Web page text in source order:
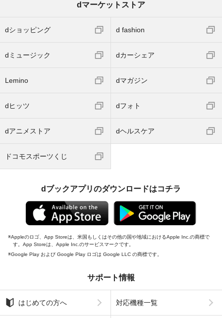
dマーケットストア
dショッピング d fashion
dミュージック dカーシェア
Lemino dマガジン
dヒッツ dフォト
dアニメストア dヘルスケア
ドコモスポーツくじ
dブックアプリのダウンロードはコチラ
Appleのロゴ、App Storeは、米国もしくはその他の国や地域におけるApple Inc.の商標で
す。App Storeは、Apple Inc.のサービスマークです。
Google Play および Google Play ロゴは Google LLC の商標です。
サポート情報
はじめての方へ 対応機種一覧